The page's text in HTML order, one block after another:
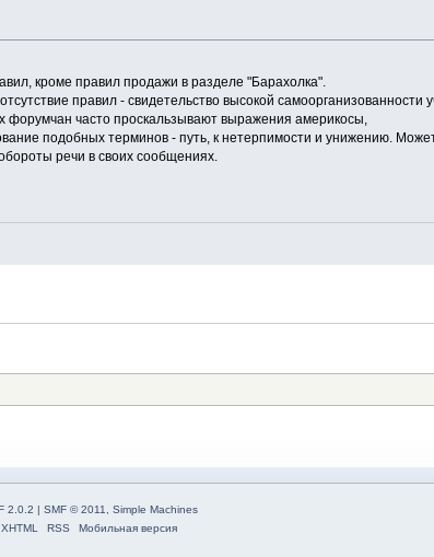
кроме правил продажи в разделе "Барахолка".
правил - свидетельство высокой самоорганизованности
форумчан часто проскальзывают выражения америкосы,
подобных терминов - путь, к нетерпимости и унижению.
речи в своих сообщениях.
2.0.2 | SMF © 2011, Simple Machines
XHTML
RSS Мобильная версия